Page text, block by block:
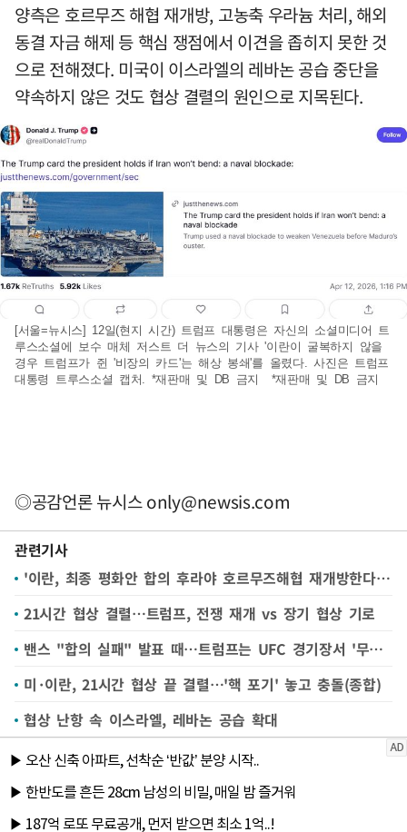
양측은 호르무즈 해협 재개방, 고농축 우라늄 처리, 해외
동결 자금 해제 등 핵심 쟁점에서 이견을 좁히지 못한 것
으로 전해졌다. 미국이 이스라엘의 레바논 공습 중단을
약속하지 않은 것도 협상 결렬의 원인으로 지목된다.
[서울=뉴시스] 12일(현지 시간) 트럼프 대통령은 자신의 소셜미디어 트
루스소셜에 보수 매체 저스트 더 뉴스의 기사 '이란이 굴복하지 않을
경우 트럼프가 쥔 '비장의 카드'는 해상 봉쇄'를 올렸다. 사진은 트럼프
대통령 트루스소셜 캡처. *재판매 및 DB 금지 *재판매 및 DB 금지
◎공감언론 뉴시스only@newsis.com
관련기사
'이란, 최종 평화안 합의 후라야 호르무즈해협 재개방한다고 말해"
21시간 협상 결렬…트럼프, 전쟁 재개 vs 장기 협상 기로
밴스 "합의 실패" 발표 때…트럼프는 UFC 경기장서 '무표정 관람'
미·이란, 21시간 협상 끝 결렬…'핵 포기' 놓고 충돌(종합)
협상 난항 속 이스라엘, 레바논 공습 확대